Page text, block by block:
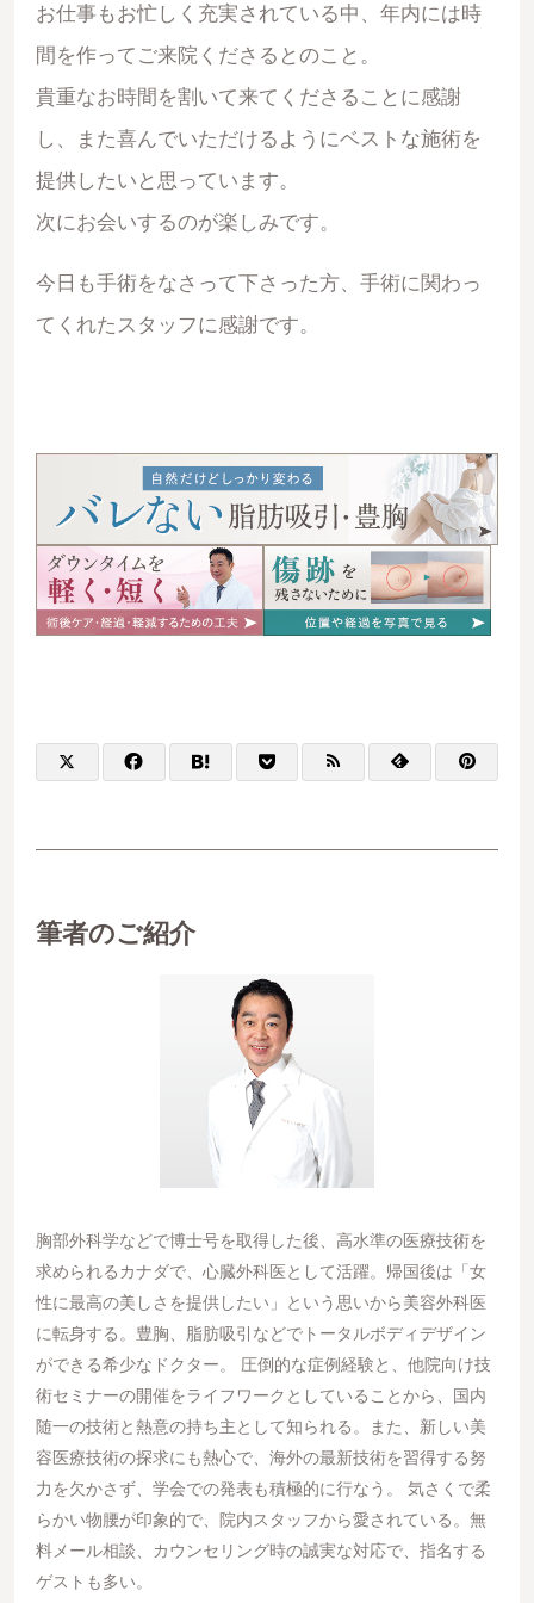
お仕事もお忙しく充実されている中、年内には時
間を作ってご来院くださるとのこと。
貴重なお時間を割いて来てくださることに感謝
し、また喜んでいただけるようにベストな施術を
提供したいと思っています。
次にお会いするのが楽しみです。
今日も手術をなさって下さった方、手術に関わっ
てくれたスタッフに感謝です。
筆者のご紹介
胸部外科学などで博士号を取得した後、高水準の医療技術を
求められるカナダで、心臓外科医として活躍。帰国後は「女
性に最高の美しさを提供したい」という思いから美容外科医
に転身する。豊胸、脂肪吸引などでトータルボディデザイン
ができる希少なドクター。 圧倒的な症例経験と、他院向け技
術セミナーの開催をライフワークとしていることから、国内
随一の技術と熱意の持ち主として知られる。また、新しい美
容医療技術の探求にも熱心で、海外の最新技術を習得する努
力を欠かさず、学会での発表も積極的に行なう。 気さくで柔
らかい物腰が印象的で、院内スタッフから愛されている。無
料メール相談、カウンセリング時の誠実な対応で、指名する
ゲストも多い。